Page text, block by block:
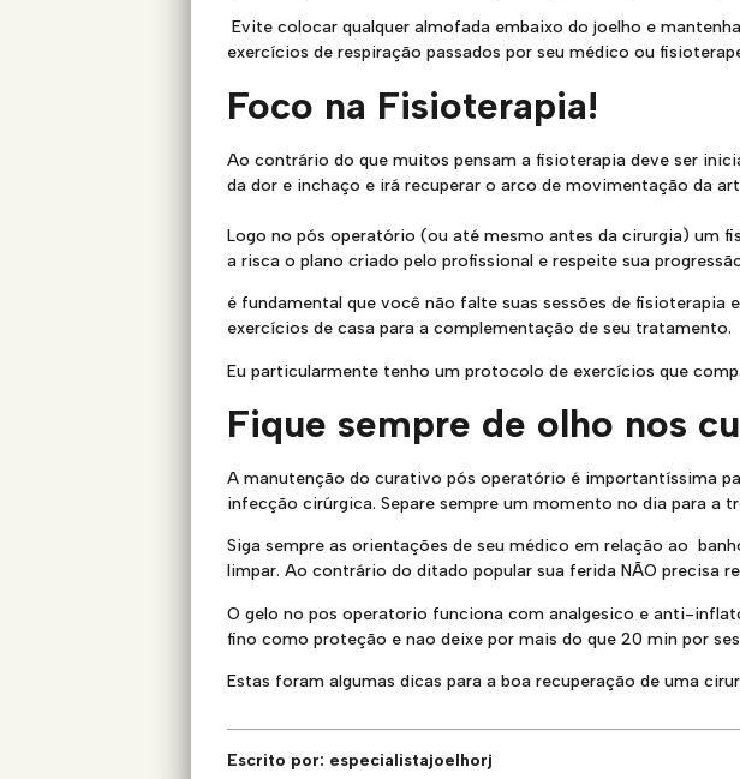
Evite colocar qualquer almofada embaixo do joelho e
exercícios de respiração passados por seu médico ou
Foco na Fisioterapia!
Ao contrário do que muitos pensam a fisioterapia deve ser
da dor e inchaço e irá recuperar o arco de movimentação da
Logo no pós operatório (ou até mesmo antes da cirurgia) um
a risca o plano criado pelo profissional e respeite sua
é fundamental que você não falte suas sessões de fisioterapia
exercícios de casa para a complementação de seu tratamento.
Eu particularmente tenho um protocolo de exercícios que
Fique sempre de olho nos
A manutenção do curativo pós operatório é importantíssima
infecção cirúrgica. Separe sempre um momento no dia para a
Siga sempre as orientações de seu médico em relação ao
limpar. Ao contrário do ditado popular sua ferida NÃO precisa
O gelo no pos operatorio funciona com analgesico e anti-
fino como proteção e nao deixe por mais do que 20 min por
Estas foram algumas dicas para a boa recuperação de uma
Escrito por: especialistajoelhorj